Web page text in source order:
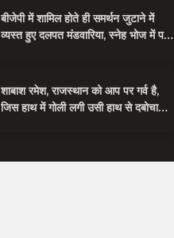
बीजेपी में शामिल होते ही समर्थन जुटाने में
व्यस्त हुए दलपत मंडवारिया, स्नेह भोज में पकी
शाबाश रमेश, राजस्थान को आप पर गर्व है,
जिस हाथ में गोली लगी उसी हाथ से दबोचा